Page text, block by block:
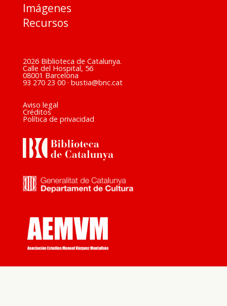
Imágenes
Recursos
2026 Biblioteca de Catalunya.
Calle del Hospital, 56
08001 Barcelona
93 270 23 00· bustia@bnc.cat
Aviso legal
Créditos
Política de privacidad